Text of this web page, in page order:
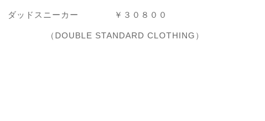
ダッドスニーカー ￥３０８００
（DOUBLE STANDARD CLOTHING）